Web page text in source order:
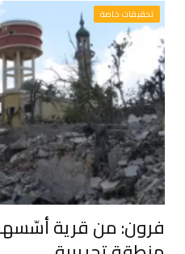
تحقيقات خاصة
فرون: من قرية أسّسها